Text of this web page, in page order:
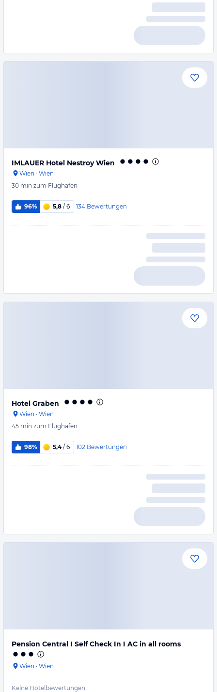
IMLAUER Hotel Nestroy Wien
Wien · Wien
30 min zum Flughafen
96% 5,8 / 6 134 Bewertungen
Hotel Graben
Wien · Wien
45 min zum Flughafen
98% 5,4/ 6 102 Bewertungen
Pension Central I Self Check In I AC in all rooms
Wien · Wien
Keine Hotelbewertungen